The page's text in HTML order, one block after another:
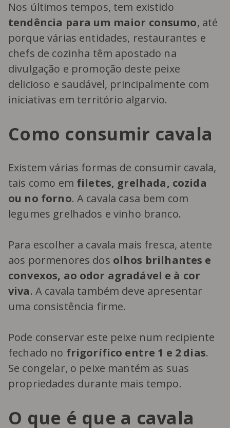
Nos últimos tempos, tem existido
tendência para um maior consumo, até
porque várias entidades, restaurantes e
chefs de cozinha têm apostado na
divulgação e promoção deste peixe
delicioso e saudável, principalmente com
iniciativas em território algarvio.
Como consumir cavala
Existem várias formas de consumir cavala,
tais como em filetes, grelhada, cozida
ou no forno. A cavala casa bem com
legumes grelhados e vinho branco.
Para escolher a cavala mais fresca, atente
aos pormenores dos olhos brilhantes e
convexos, ao odor agradável e à cor
viva. A cavala também deve apresentar
uma consistência firme.
Pode conservar este peixe num recipiente
fechado no frigorífico entre 1 e 2 dias.
Se congelar, o peixe mantém as suas
propriedades durante mais tempo.
O que é que a cavala